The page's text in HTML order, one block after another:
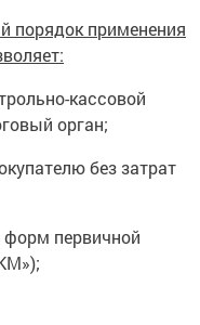
порядок применения
кассовой
орган;
без затрат
форм первичной